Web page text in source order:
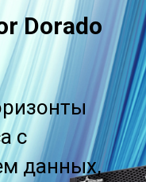
Dorado
с
данных,